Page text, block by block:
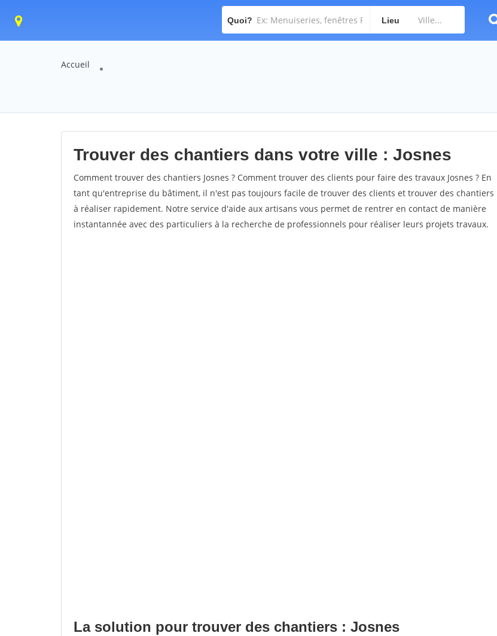
Quoi? Lieu
Accueil
Trouver des chantiers dans votre ville : Josnes
Comment trouver des chantiers Josnes ? Comment trouver des clients pour faire des travaux Josnes ? En
tant qu'entreprise du bâtiment, il n'est pas toujours facile de trouver des clients et trouver des chantiers
à réaliser rapidement. Notre service d'aide aux artisans vous permet de rentrer en contact de manière
instantannée avec des particuliers à la recherche de professionnels pour réaliser leurs projets travaux.
La solution pour trouver des chantiers : Josnes